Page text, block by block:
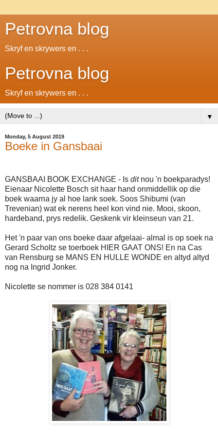
Petrovna blog
Skryf en skrywers en . . .
Petrovna blog
Skryf en skrywers en . . .
▼
Monday, 5 August 2019
Boeke in Gansbaai
GANSBAAI BOOK EXCHANGE - Is dit nou 'n boekparadys!
Eienaar Nicolette Bosch sit haar hand onmiddellik op die
boek waarna jy al hoe lank soek. Soos Shibumi (van
Trevenian) wat ek nerens heel kon vind nie. Mooi, skoon,
hardeband, prys redelik. Geskenk vir kleinseun van 21.
Het 'n paar van ons boeke daar afgelaai- almal is op soek na
Gerard Scholtz se toerboek HIER GAAT ONS! En na Cas
van Rensburg se MANS EN HULLE WONDE en altyd altyd
nog na Ingrid Jonker.
Nicolette se nommer is 028 384 0141